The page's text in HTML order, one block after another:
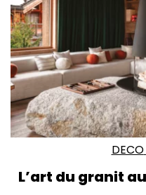
DECO
L’art du granit